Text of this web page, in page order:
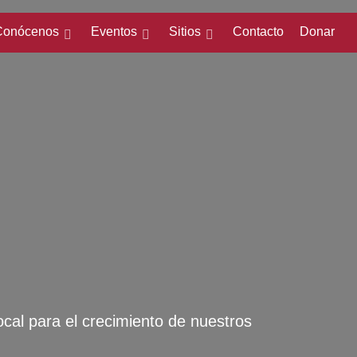
Eventos Sitios Contacto Donar
para el crecimiento de nuestros